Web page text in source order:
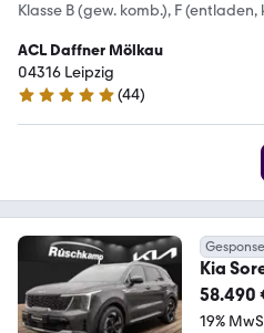
Klasse B (gew. komb.), F (entladen,
ACL Daffner Mölkau
04316 Leipzig
4.9 Sterne
(44)
Kia
in
58.490
19%